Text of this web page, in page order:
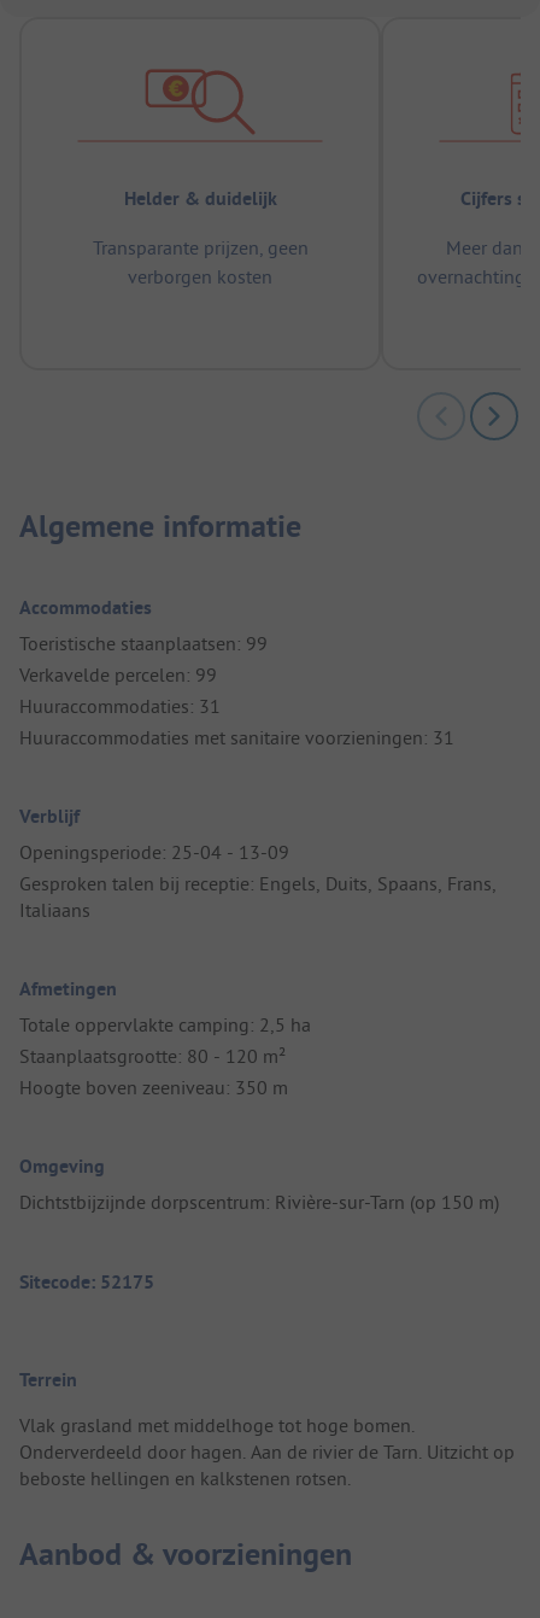
Helder & duidelijk
Transparante prijzen, geen
verborgen kosten
Cijfers
Meer dan
Algemene informatie
Accommodaties
Toeristische staanplaatsen: 99
Verkavelde percelen: 99
Huuraccommodaties: 31
Huuraccommodaties met sanitaire voorzieningen: 31
Verblijf
Openingsperiode: 25-04 - 13-09
Gesproken talen bij receptie: Engels, Duits, Spaans, Frans,
Italiaans
Afmetingen
Totale oppervlakte camping: 2,5 ha
Staanplaatsgrootte: 80 - 120 m²
Hoogte boven zeeniveau: 350 m
Omgeving
Dichtstbijzijnde dorpscentrum: Rivière-sur-Tarn (op 150 m)
Sitecode: 52175
Terrein
Vlak grasland met middelhoge tot hoge bomen.
Onderverdeeld door hagen. Aan de rivier de Tarn. Uitzicht op
beboste hellingen en kalkstenen rotsen.
Aanbod & voorzieningen